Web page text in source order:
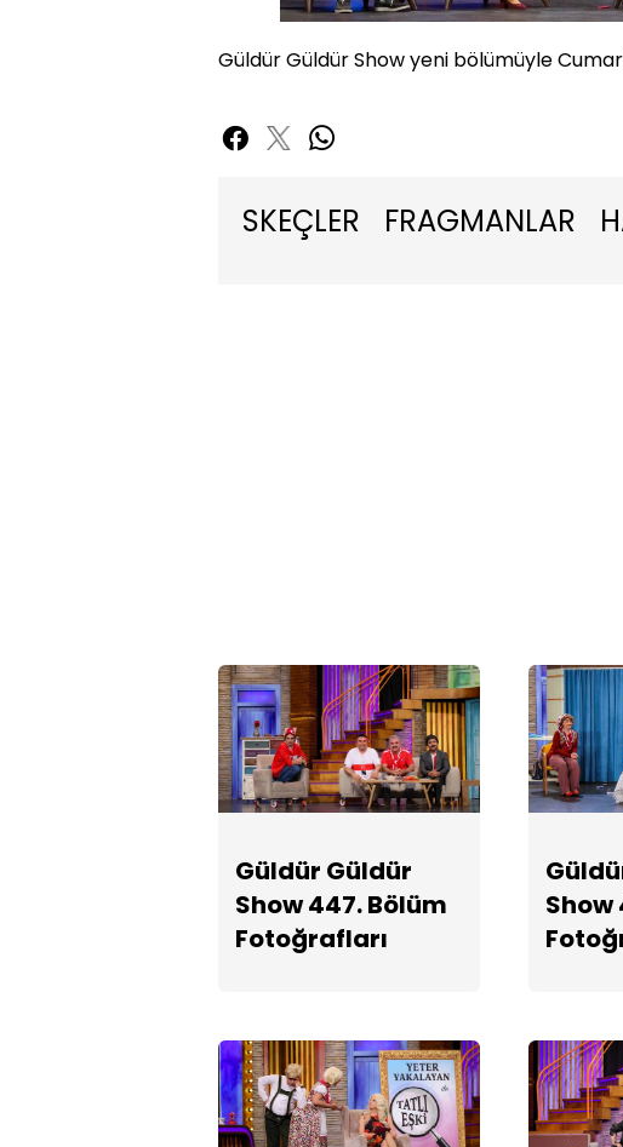
Güldür Güldür Show yeni bölümüyle
SKEÇLER FRAGMANLAR
Güldür Güldür
Show 447. Bölüm
Fotoğrafları
Show